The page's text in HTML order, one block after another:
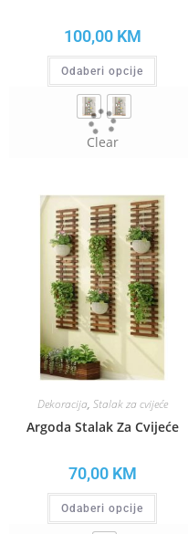
100,00 KM
Odaberi opcije
Clear
Dekoracija, Stalak za cvijeće
Argoda Stalak Za Cvijeće
70,00 KM
Odaberi opcije